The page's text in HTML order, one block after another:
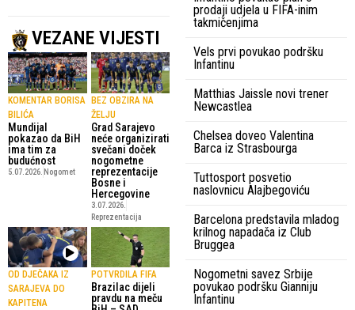
VEZANE VIJESTI
KOMENTAR BORISA
BILIĆA
Mundijal
pokazao da BiH
ima tim za
budućnost
5.07.2026. Nogomet
BEZ OBZIRA NA
ŽELJU
Grad Sarajevo
neće organizirati
svečani doček
nogometne
reprezentacije
Bosne i
Hercegovine
3.07.2026.
Reprezentacija
OD DJEČAKA IZ
SARAJEVA DO
KAPITENA
POTVRDILA FIFA
Brazilac dijeli
pravdu na meču
prodaji udjela u FIFA-inim
takmičenjima
Vels prvi povukao podršku
Infantinu
Matthias Jaissle novi trener
Newcastlea
Chelsea doveo Valentina
Barca iz Strasbourga
Tuttosport posvetio
naslovnicu Alajbegoviću
Barcelona predstavila mladog
krilnog napadača iz Club
Bruggea
Nogometni savez Srbije
povukao podršku Gianniju
Infantinu